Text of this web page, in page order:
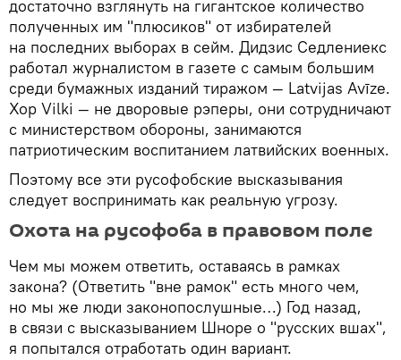
достаточно взглянуть на гигантское количество
полученных им "плюсиков" от избирателей
на последних выборах в сейм. Дидзис Седлениекс
работал журналистом в газете с самым большим
среди бумажных изданий тиражом — Latvijas Avīze.
Хор Vilki — не дворовые рэперы, они сотрудничают
с министерством обороны, занимаются
патриотическим воспитанием латвийских военных.
Поэтому все эти русофобские высказывания
следует воспринимать как реальную угрозу.
Охота на русофоба в правовом поле
Чем мы можем ответить, оставаясь в рамках
закона? (Ответить "вне рамок" есть много чем,
но мы же люди законопослушные…) Год назад,
в связи с высказыванием Шноре о "русских вшах",
я попытался отработать один вариант.